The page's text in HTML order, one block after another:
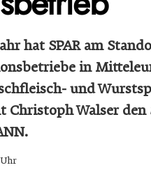
hat SPAR am
in
und
Christoph Walser den
Uhr